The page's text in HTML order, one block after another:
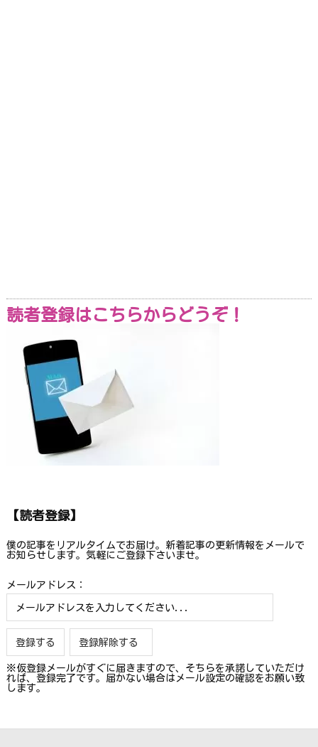
読者登録はこちらからどうぞ！
【読者登録】
僕の記事をリアルタイムでお届け。新着記事の更新情報をメールで
お知らせします。気軽にご登録下さいませ。
メールアドレス：
※仮登録メールがすぐに届きますので、そちらを承諾していただけ
れば、登録完了です。届かない場合はメール設定の確認をお願い致
します。